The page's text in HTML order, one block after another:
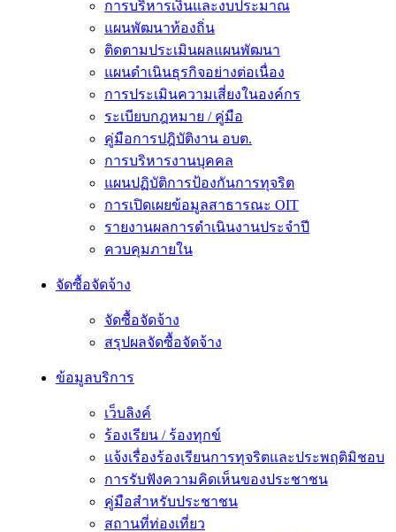
การบริหารเงินและงบประมาณ
แผนพัฒนาท้องถิ่น
ติดตามประเมินผลแผนพัฒนา
แผนดำเนินธุรกิจอย่างต่อเนื่อง
การประเมินความเสี่ยงในองค์กร
ระเบียบกฎหมาย / คู่มือ
คู่มือการปฎิบัติงาน อบต.
การบริหารงานบุคคล
แผนปฏิบัติการป้องกันการทุจริต
การเปิดเผยข้อมูลสาธารณะ OIT
รายงานผลการดำเนินงานประจำปี
ควบคุมภายใน
จัดซื้อจัดจ้าง
จัดซื้อจัดจ้าง
สรุปผลจัดซื้อจัดจ้าง
ข้อมูลบริการ
เว็บลิงค์
ร้องเรียน / ร้องทุกข์
แจ้งเรื่องร้องเรียนการทุจริตและประพฤติมิชอบ
การรับฟังความคิดเห็นของประชาชน
คู่มือสำหรับประชาชน
สถานที่ท่องเที่ยว